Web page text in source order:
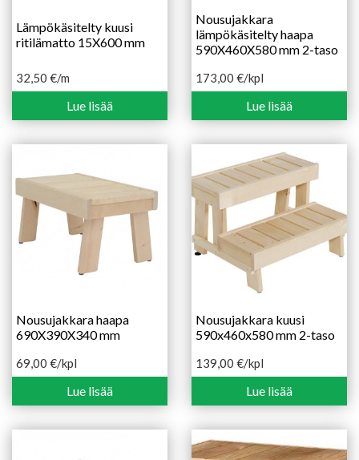
Lämpökäsitelty kuusi
ritilämatto 15X600 mm
32,50 €/m
Lue lisää
Nousujakkara
lämpökäsitelty haapa
590X460X580 mm 2-taso
173,00 €/kpl
Lue lisää
Nousujakkara haapa
690X390X340 mm
69,00 €/kpl
Lue lisää
Nousujakkara kuusi
590x460x580 mm 2-taso
139,00 €/kpl
Lue lisää